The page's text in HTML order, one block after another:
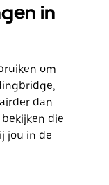
in
om
dan
die
jou in de